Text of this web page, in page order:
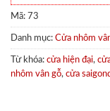
Mã: 73
Danh mục: Cửa nhôm
Từ khóa: cửa hiện đại,
nhôm vân gỗ, cửa